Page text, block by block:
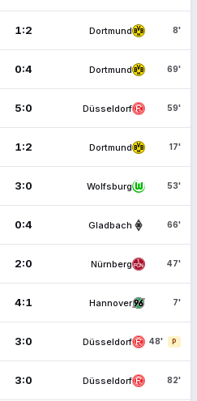
1:2 Dortmund 8'
0:4 Dortmund 69'
5:0 Düsseldorf 59'
1:2 Dortmund 17'
3:0 Wolfsburg 53'
0:4 Gladbach 66'
2:0 Nürnberg 47'
4:1 Hannover 7'
3:0 Düsseldorf 48' P
3:0 Düsseldorf 82'